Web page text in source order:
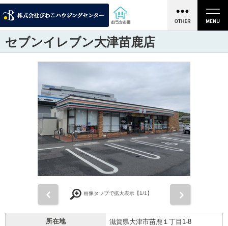
セブンイレブン大津苗鹿店
画像タップで拡大表示【1/1】
所在地 滋賀県大津市苗鹿１丁目1-8